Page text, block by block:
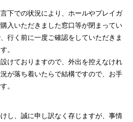
下での状況により、ホールやプレイガ
入いただきました窓口等が閉まってい
行く前に一度ご確認をしていただきま
。
けておりますので、外出を控えなけれ
が落ち着いたらで結構ですので、お手
。
し、誠に申し訳なく存じますが、事情